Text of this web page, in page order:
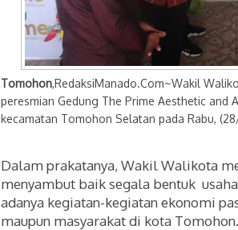
Tomohon,RedaksiManado.Com~Wakil
peresmian Gedung The Prime Aesthetic
kecamatan Tomohon Selatan pada Rabu,
Dalam prakatanya, Wakil Walikota
menyambut baik segala bentuk
adanya kegiatan-kegiatan ekonomi
maupun masyarakat di kota Tomohon.